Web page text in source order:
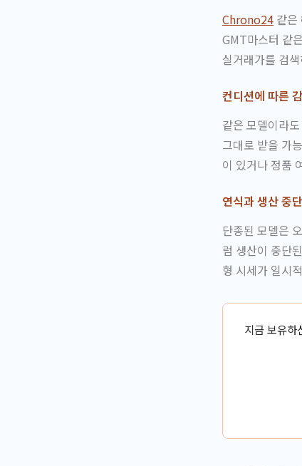
Chrono24 같은
GMT마스터 같
실거래가를 검
컨디션에 따른
같은 모델이라
그대로 받을 가
이 있거나 정품
연식과 생산 중
단종된 모델은
럼 생산이 중단
형 시세가 일시
지금 보유하